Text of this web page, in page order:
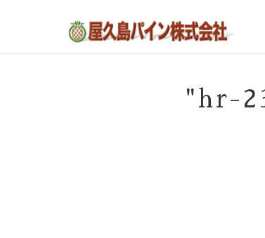
屋久島パイン株式会社
タルサイト
"hr-